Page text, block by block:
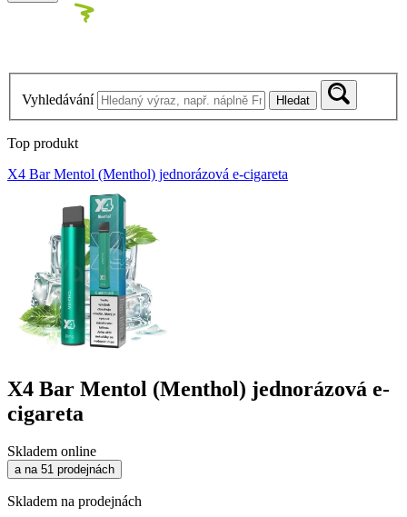
Vyhledávání Hledat
Top produkt
X4 Bar Mentol (Menthol) jednorázová e-cigareta
X4 Bar Mentol (Menthol) jednorázová e-
cigareta
Skladem online
a na 51 prodejnách
Skladem na prodejnách